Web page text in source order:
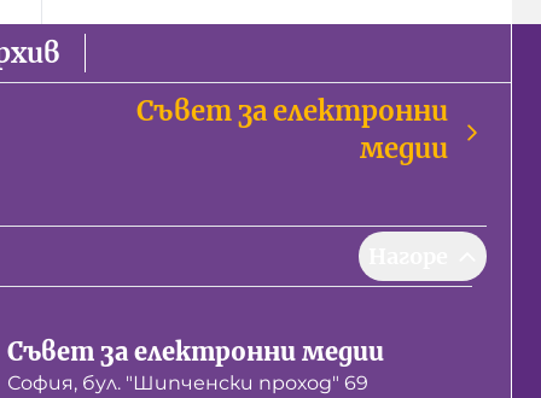
Съвет за електронни
медии
Съвет за електронни медии
София, бул. "Шипченски проход" 69